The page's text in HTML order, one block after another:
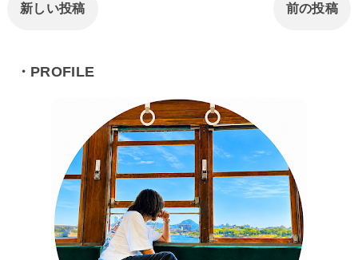
新しい投稿 前の投稿
・PROFILE